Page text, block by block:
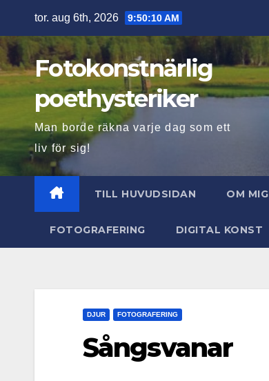
innehåll
tor. aug 6th, 2026 9:50:13 AM
Fotokonstnärlig
poethysteriker
Man borde räkna varje dag som ett
liv för sig!
TILL HUVUDSIDAN OM MIG
FOTOGRAFERING DIGITAL KONST
DJUR FOTOGRAFERING
Sångsvanar